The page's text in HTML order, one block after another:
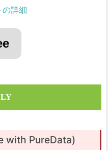
詳細
with PureData)